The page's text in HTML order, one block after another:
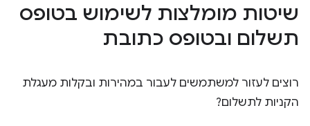
שיטות מומלצות לשימוש בטופס
תשלום ובטופס כתובת
רוצים לעזור למשתמשים לעבור במהירות ובקלות מעגלת
הקניות לתשלום?